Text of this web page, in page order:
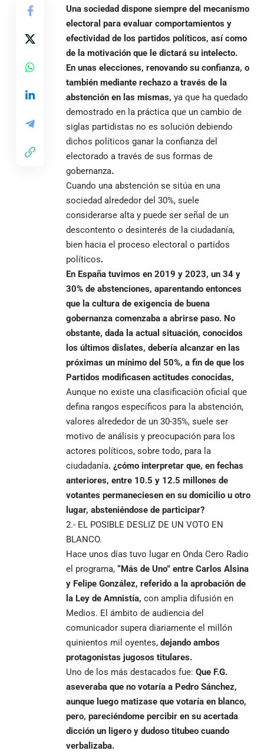
Una sociedad dispone siempre del mecanismo
electoral para evaluar comportamientos y
efectividad de los partidos políticos, así como
de la motivación que le dictará su intelecto.
En unas elecciones, renovando su confianza, o
también mediante rechazo a través de la
abstención en las mismas, ya que ha quedado
demostrado en la práctica que un cambio de
siglas partidistas no es solución debiendo
dichos políticos ganar la confianza del
electorado a través de sus formas de
gobernanza.
Cuando una abstención se sitúa en una
sociedad alrededor del 30%, suele
considerarse alta y puede ser señal de un
descontento o desinterés de la ciudadanía,
bien hacia el proceso electoral o partidos
políticos.
En España tuvimos en 2019 y 2023, un 34 y
30% de abstenciones, aparentando entonces
que la cultura de exigencia de buena
gobernanza comenzaba a abrirse paso. No
obstante, dada la actual situación, conocidos
los últimos dislates, debería alcanzar en las
próximas un mínimo del 50%, a fin de que los
Partidos modificasen actitudes conocidas,
Aunque no existe una clasificación oficial que
defina rangos específicos para la abstención,
valores alrededor de un 30-35%, suele ser
motivo de análisis y preocupación para los
actores políticos, sobre todo, para la
ciudadanía. ¿cómo interpretar que, en fechas
anteriores, entre 10.5 y 12.5 millones de
votantes permaneciesen en su domicilio u otro
lugar, absteniéndose de participar?
2.- EL POSIBLE DESLIZ DE UN VOTO EN
BLANCO.
Hace unos días tuvo lugar en Onda Cero Radio
el programa, “Más de Uno” entre Carlos Alsina
y Felipe González, referido a la aprobación de
la Ley de Amnistía, con amplia difusión en
Medios. El ámbito de audiencia del
comunicador supera diariamente el millón
quinientos mil oyentes, dejando ambos
protagonistas jugosos titulares.
Uno de los más destacados fue: Que F.G.
aseveraba que no votaría a Pedro Sánchez,
aunque luego matizase que votaría en blanco,
pero, pareciéndome percibir en su acertada
dicción un ligero y dudoso titubeo cuando
verbalizaba.